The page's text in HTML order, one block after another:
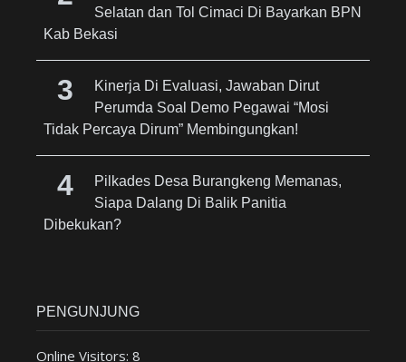
Selatan dan Tol Cimaci Di Bayarkan BPN
Kab Bekasi
Kinerja Di Evaluasi, Jawaban Dirut
Perumda Soal Demo Pegawai “Mosi
Tidak Percaya Dirum” Membingungkan!
Pilkades Desa Burangkeng Memanas,
Siapa Dalang Di Balik Panitia
Dibekukan?
PENGUNJUNG
Online Visitors: 8